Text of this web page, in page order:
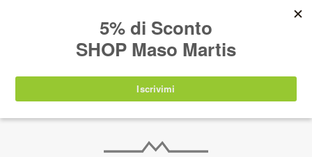
IT EN DE SHOP
nuovamente disponibili a partire da
agosto 2026.